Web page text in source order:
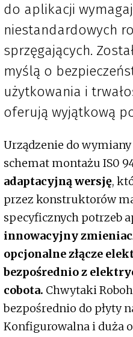
do aplikacji
niestandardowych
sprzęgających.
myślą o
użytkowania i
oferują wyjątkową
Urządzenie do
schemat montażu IS0
adaptacyjną wersję,
przez konstruktorów
specyficznych potrzeb
innowacyjny
opcjonalne złącze
bezpośrednio z
cobota. Chwytaki
bezpośrednio do płyty
Konfigurowalna i duża